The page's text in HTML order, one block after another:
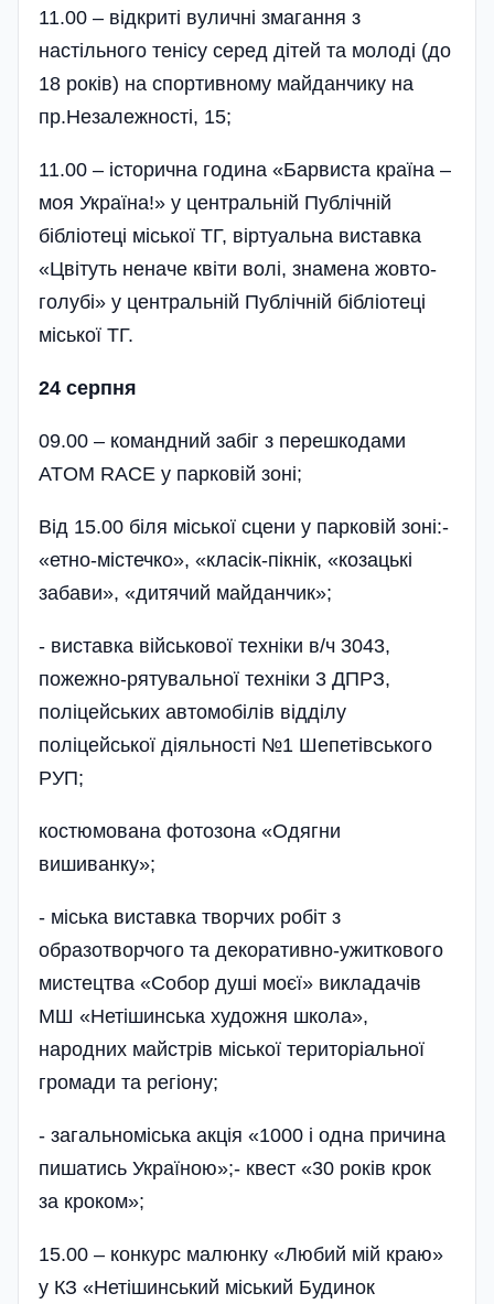
11.00 – відкриті вуличні змагання з
настільного тенісу серед дітей та мо­лоді (до
18 років) на спортивному майданчику на
пр.Незалежності, 15;
11.00 – історична година «Барвиста країна –
моя Україна!» у центральній Публічній
бібліотеці міської ТГ, віртуальна виставка
«Цвітуть неначе квіти волі, знамена жовто-
голубі» у центральній Публічній бібліотеці
міської ТГ.
24 серпня
09.00 – командний забіг з перешкодами
ATOM RACE у парковій зоні;
Від 15.00 біля міської сцени у парковій зоні:-
«етно-містечко», «класік-пікнік, «козацькі
забави», «дитячий майданчик»;
- виставка військової техніки в/ч 3043,
пожежно-рятувальної техніки 3 ДПРЗ,
поліцейських автомобілів відділу
поліцейської діяльності №1 Шепетівського
РУП;
костюмована фотозона «Одягни
вишиванку»;
- міська виставка творчих робіт з
образотворчого та декоративно-ужиткового
мис­тецтва «Собор душі моєї» викладачів
МШ «Нетішинська художня школа»,
народних майстрів міської територіальної
громади та регіону;
- загальноміська акція «1000 і одна причина
пишатись Україною»;- квест «30 років крок
за кроком»;
15.00 – конкурс малюнку «Любий мій краю»
у КЗ «Нетішинський міський Будинок